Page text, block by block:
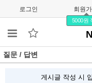
로그인 회원
5000원
질문 / 답변
게시글 작성 시